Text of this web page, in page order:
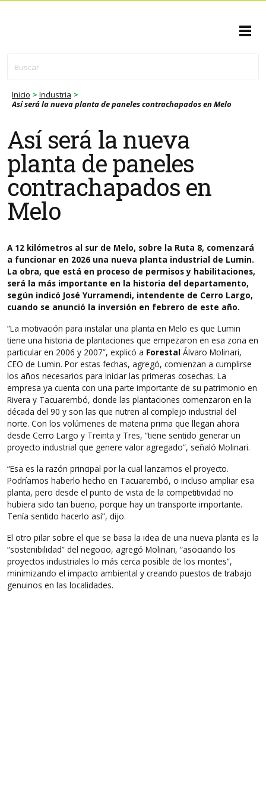
En contexto
Silvicultura
Industria
Economía
Logística
Pasó y pasará
Empresariales
Contacto
Suscribite a la revista
Inicio > Industria >
Así será la nueva planta de paneles contrachapados en Melo
Así será la nueva
planta de paneles
contrachapados en
Melo
A 12 kilómetros al sur de Melo, sobre la Ruta 8, comenzará
a funcionar en 2026 una nueva planta industrial de Lumin.
La obra, que está en proceso de permisos y habilitaciones,
será la más importante en la historia del departamento,
según indicó José Yurramendi, intendente de Cerro Largo,
cuando se anunció la inversión en febrero de este año.
“La motivación para instalar una planta en Melo es que Lumin
tiene una historia de plantaciones que empezaron en esa zona en
particular en 2006 y 2007”, explicó a Forestal Álvaro Molinari,
CEO de Lumin. Por estas fechas, agregó, comienzan a cumplirse
los años necesarios para iniciar las primeras cosechas. La
empresa ya cuenta con una parte importante de su patrimonio en
Rivera y Tacuarembó, donde las plantaciones comenzaron en la
década del 90 y son las que nutren al complejo industrial del
norte. Con los volúmenes de materia prima que llegan ahora
desde Cerro Largo y Treinta y Tres, “tiene sentido generar un
proyecto industrial que genere valor agregado”, señaló Molinari.
“Esa es la razón principal por la cual lanzamos el proyecto.
Podríamos haberlo hecho en Tacuarembó, o incluso ampliar esa
planta, pero desde el punto de vista de la competitividad no
hubiera sido tan bueno, porque hay un transporte importante.
Tenía sentido hacerlo así”, dijo.
El otro pilar sobre el que se basa la idea de una nueva planta es la
“sostenibilidad” del negocio, agregó Molinari, “asociando los
proyectos industriales lo más cerca posible de los montes”,
minimizando el impacto ambiental y creando puestos de trabajo
genuinos en las localidades.